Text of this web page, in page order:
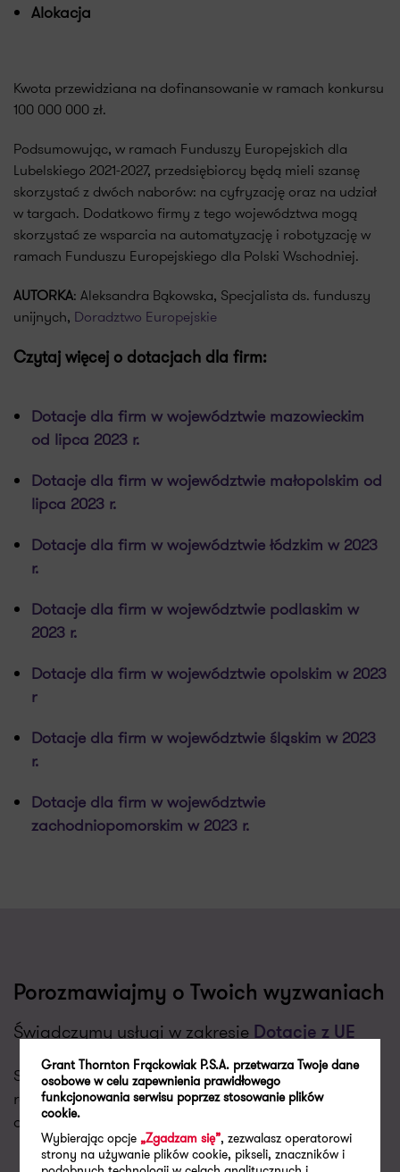
Alokacja
Kwota przewidziana na dofinansowanie w ramach konkursu
100 000 000 zł.
Podsumowując, w ramach Funduszy Europejskich dla
Lubelskiego 2021-2027, przedsiębiorcy będą mieli szansę
skorzystać z dwóch naborów: na cyfryzację oraz na udział
w targach. Dodatkowo firmy z tego województwa mogą
skorzystać ze wsparcia na automatyzację i robotyzację w
ramach Funduszu Europejskiego dla Polski Wschodniej.
AUTORKA: Aleksandra Bąkowska, Specjalista ds. funduszy
unijnych, Doradztwo Europejskie
Czytaj więcej o dotacjach dla firm:
Dotacje dla firm w województwie mazowieckim
od lipca 2023 r.
Dotacje dla firm w województwie małopolskim od
lipca 2023 r.
Dotacje dla firm w województwie łódzkim w 2023
r.
Dotacje dla firm w województwie podlaskim w
2023 r.
Dotacje dla firm w województwie opolskim w 2023
r
Dotacje dla firm w województwie śląskim w 2023
r.
Dotacje dla firm w województwie
zachodniopomorskim w 2023 r.
Porozmawiajmy o Twoich wyzwaniach
Świadczymy usługi w zakresie Dotacje z UE
Skontaktujemy się z Tobą w najbliższym dniu
roboczym aby porozmawiać o Twoich potrzebach i
dopasować do nich naszą ofertę.
Grant Thornton Frąckowiak P.S.A. przetwarza Twoje dane
osobowe w celu zapewnienia prawidłowego
funkcjonowania serwisu poprzez stosowanie plików
cookie.
Wybierając opcje„Zgadzam się”, zezwalasz operatorowi
strony na używanie plików cookie, pikseli, znaczników i